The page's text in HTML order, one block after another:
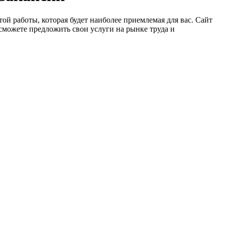
работы, которая будет наиболее приемлемая для вас. Сайт
предложить свои услуги на рынке труда и